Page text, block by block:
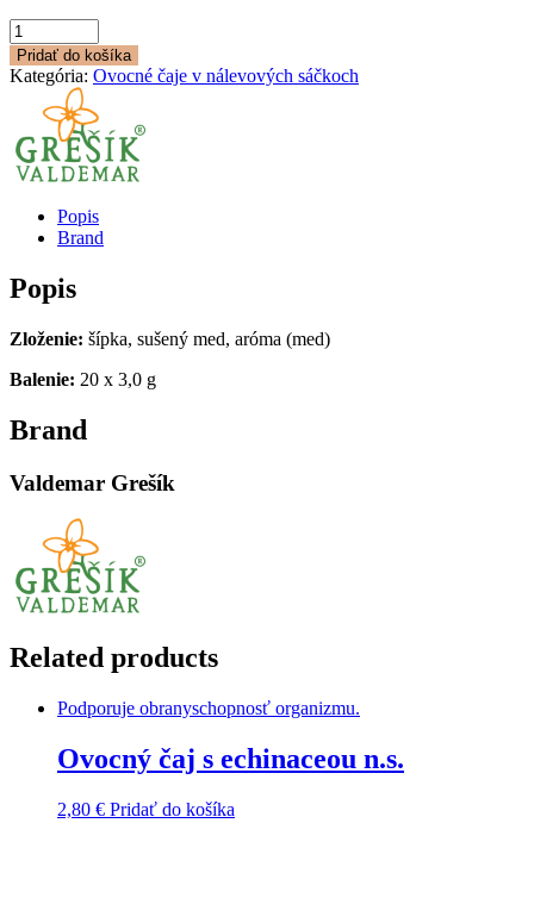
množstvo
Šípkový
čaj
medom
n.s.
Pridať do košíka
Kategória: Ovocné čaje v nálevových sáčkoch
Popis
Brand
Popis
Zloženie: šípka, sušený med, aróma (med)
Balenie: 20 x 3,0 g
Brand
Valdemar Grešík
Related products
Podporuje obranyschopnosť organizmu.
Ovocný čaj s echinaceou n.s.
2,80 € Pridať do košíka